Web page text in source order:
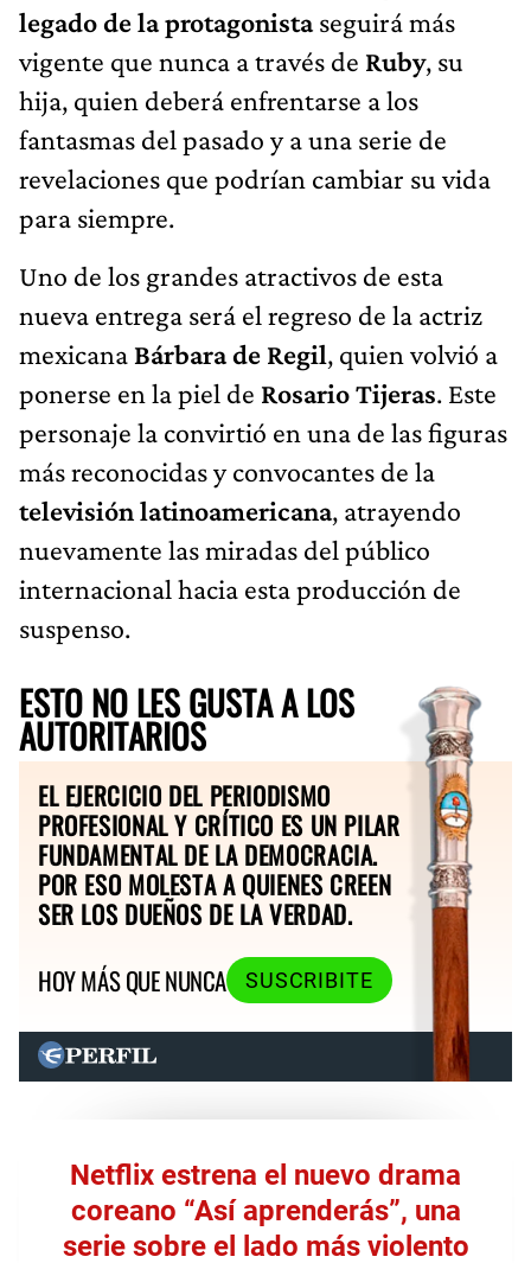
legado de la protagonistaseguirá más
vigente que nunca a través de Ruby, su
hija, quien deberá enfrentarse a los
fantasmas del pasado y a una serie de
revelaciones que podrían cambiar su vida
para siempre.
Uno de los grandes atractivos de esta
nueva entrega será el regreso de la actriz
mexicana Bárbara de Regil, quien volvió a
ponerse en la piel de Rosario Tijeras. Este
personaje la convirtió en una de las figuras
más reconocidas y convocantes de la
televisión latinoamericana, atrayendo
nuevamente las miradas del público
internacional hacia esta producción de
suspenso.
ESTO NO LES GUSTA A LOS
AUTORITARIOS
EL EJERCICIO DEL PERIODISMO
PROFESIONAL Y CRÍTICO ES UN PILAR
FUNDAMENTAL DE LA DEMOCRACIA.
POR ESO MOLESTA A QUIENES CREEN
SER LOS DUEÑOS DE LA VERDAD.
HOY MÁS QUE NUNCA
SUSCRIBITE
Netflix estrena el nuevo drama
coreano “Así aprenderás”, una
serie sobre el lado más violento